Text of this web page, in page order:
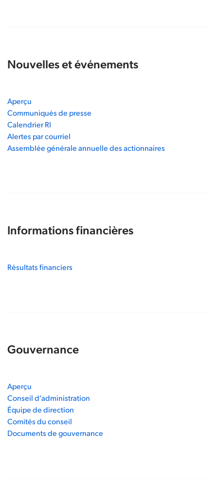
Nouvelles et événements
Aperçu
Communiqués de presse
Calendrier RI
Alertes par courriel
Assemblée générale annuelle des actionnaires
Informations financières
Résultats financiers
Gouvernance
Aperçu
Conseil d’administration
Équipe de direction
Comités du conseil
Documents de gouvernance